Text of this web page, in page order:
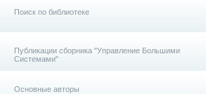
Поиск по библиотеке
Публикации сборника "Управление Большими
Системами"
Основные авторы